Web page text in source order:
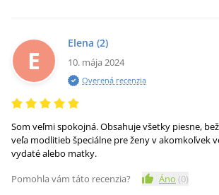
E
Elena (2)
10. mája 2024
Overená recenzia
Som veľmi spokojná. Obsahuje všetky piesne,
veľa modlitieb špeciálne pre ženy v akomkoľvek
vydaté alebo matky.
Pomohla vám táto recenzia?
Áno (0)